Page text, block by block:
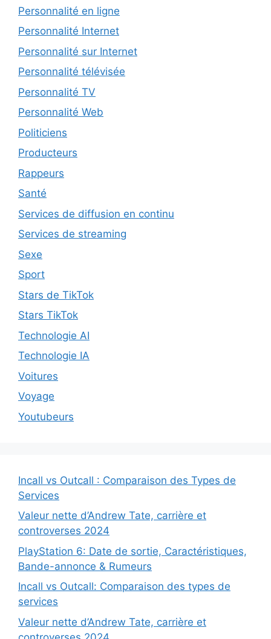
Personnalité en ligne
Personnalité Internet
Personnalité sur Internet
Personnalité télévisée
Personnalité TV
Personnalité Web
Politiciens
Producteurs
Rappeurs
Santé
Services de diffusion en continu
Services de streaming
Sexe
Sport
Stars de TikTok
Stars TikTok
Technologie AI
Technologie IA
Voitures
Voyage
Youtubeurs
Incall vs Outcall : Comparaison des Types de
Services
Valeur nette d’Andrew Tate, carrière et
controverses 2024
PlayStation 6: Date de sortie, Caractéristiques,
Bande-annonce & Rumeurs
Incall vs Outcall: Comparaison des types de
services
Valeur nette d’Andrew Tate, carrière et